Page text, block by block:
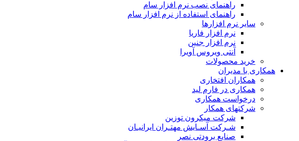
راهنمای نصب نرم افزار سام
راهنمای استفاده از نرم افزار سام
سایر نرم افزارها
نرم افزار فاریا
نرم افزار جنین
آنتی ویروس آویرا
خرید محصولات
همکاری با مدیران
همکاران افتخاری
همکاری در فارم لید
درخواست همکاری
شرکتهای همکار
شرکت میکرون توزین
شـرکت آسـایش مهتـران ایرانیـان
صنایع برودتی نصر